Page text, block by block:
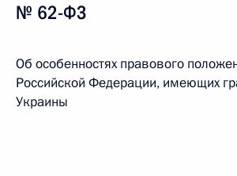
№ 62-ФЗ
Об особенностях правового
Российской Федерации, имеющих
Украины